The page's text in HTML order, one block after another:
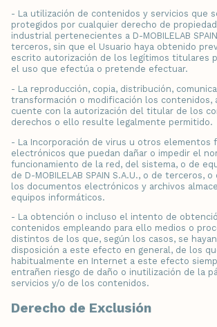
- La utilización de contenidos y servicios que
protegidos por cualquier derecho de
industrial pertenecientes a D-MOBILELAB
terceros, sin que el Usuario haya obtenido
escrito autorización de los legítimos titulares
el uso que efectúa o pretende efectuar.
- La reproducción, copia, distribución,
transformación o modificación los contenidos,
cuente con la autorización del titular de los
derechos o ello resulte legalmente permitido.
- La Incorporación de virus u otros elementos
electrónicos que puedan dañar o impedir el
funcionamiento de la red, del sistema, o de
de D-MOBILELAB SPAIN S.A.U., o de terceros,
los documentos electrónicos y archivos
equipos informáticos.
- La obtención o incluso el intento de
contenidos empleando para ello medios o
distintos de los que, según los casos, se
disposición a este efecto en general, de los
habitualmente en Internet a este efecto
entrañen riesgo de daño o inutilización de la
servicios y/o de los contenidos.
Derecho de Exclusión